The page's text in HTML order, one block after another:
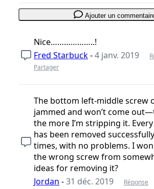
Ajouter un
Nice………………..!
Fred Starbuck-4 janv. 2019
Partager
The bottom left-middle screw
jammed and won’t come
the more I’m stripping it.
has been removed
times, with no problems. I
the wrong screw from
ideas for removing it?
Jordan -31 déc. 2019 Réponse